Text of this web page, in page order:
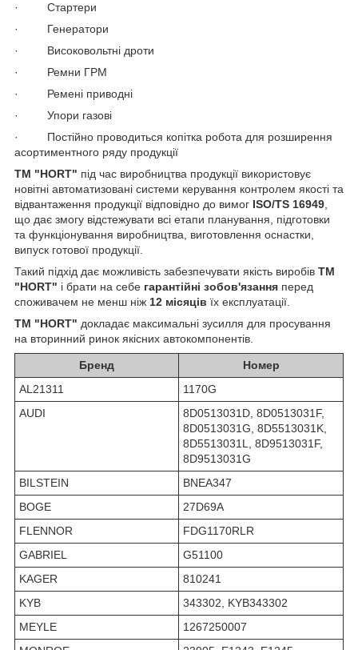
· Стартери
· Генератори
· Високовольтні дроти
· Ремни ГРМ
· Ремені приводні
· Упори газові
· Постійно проводиться копітка робота для розширення
асортиментного ряду продукції
TM "HORT" під час виробництва продукції використовує
новітні автоматизовані системи керування контролем якості та
відвантаження продукції відповідно до вимог ISO/TS 16949,
що дає змогу відстежувати всі етапи планування, підготовки
та функціонування виробництва, виготовлення оснастки,
випуск готової продукції.
Такий підхід дає можливість забезпечувати якість виробів TM
"HORT" і брати на себе гарантійні зобов'язання перед
споживачем не менш ніж 12 місяців їх експлуатації.
TM "HORT" докладає максимальні зусилля для просування
на вторинний ринок якісних автокомпонентів.
Бренд
Номер
AL21311
1170G
AUDI
8D0513031D, 8D0513031F,
8D0513031G, 8D5513031K,
8D5513031L, 8D9513031F,
8D9513031G
BILSTEIN
BNEA347
BOGE
27D69A
FLENNOR
FDG1170RLR
GABRIEL
G51100
KAGER
810241
KYB
343302, KYB343302
MEYLE
1267250007